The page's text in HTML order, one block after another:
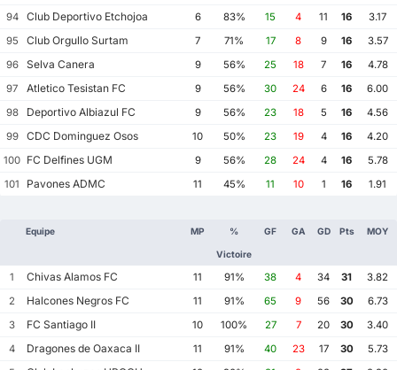
94
Club Deportivo Etchojoa 6 83% 15 4 11 16
3.17
95
Club Orgullo Surtam 7 71% 17 8 9 16
3.57
96
Selva Canera 9 56% 25 18 7 16
4.78
97
Atletico Tesistan FC 9 56% 30 24 6 16
6.00
98
Deportivo Albiazul FC 9 56% 23 18 5 16
4.56
99
CDC Dominguez Osos 10 50% 23 19 4 16
4.20
100 FC Delfines UGM 9 56% 28 24 4 16
5.78
101
Pavones ADMC 11 45% 11 10 1 16 1.91
Equipe MP %
Victoire
GF GA GD Pts MOY
1 Chivas Alamos FC 11 91% 38 4 34 31
3.82
2
Halcones Negros FC 11 91% 65 9 56 30
6.73
3
FC Santiago II 10 100% 27 7 20 30
3.40
4
Dragones de Oaxaca II 11 91% 40 23 17 30
5.73